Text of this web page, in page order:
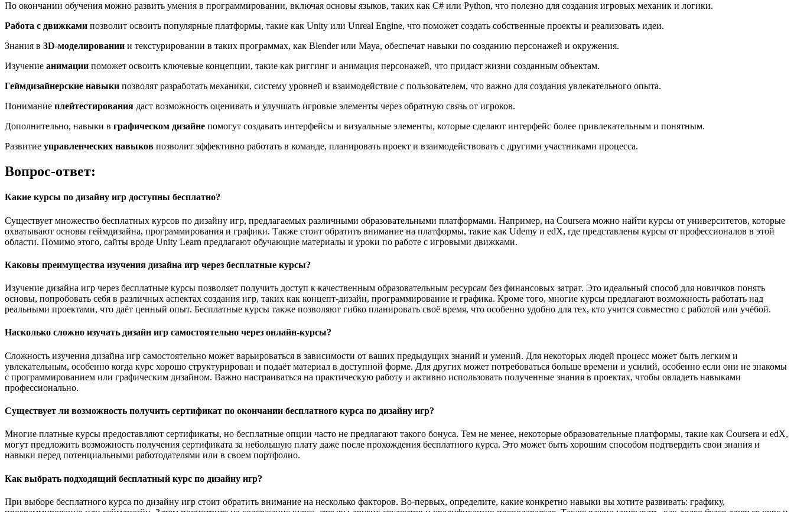
По окончании обучения можно развить умения в программировании, включая основы языков, таких как C# или Python, что полезно для создания игровых механик и логики.
Работа с движками позволит освоить популярные платформы, такие как Unity или Unreal Engine, что поможет создать собственные проекты и реализовать идеи.
Знания в 3D-моделировании и текстурировании в таких программах, как Blender или Maya, обеспечат навыки по созданию персонажей и окружения.
Изучение анимации поможет освоить ключевые концепции, такие как риггинг и анимация персонажей, что придаст жизни созданным объектам.
Геймдизайнерские навыки позволят разработать механики, систему уровней и взаимодействие с пользователем, что важно для создания увлекательного опыта.
Понимание плейтестирования даст возможность оценивать и улучшать игровые элементы через обратную связь от игроков.
Дополнительно, навыки в графическом дизайне помогут создавать интерфейсы и визуальные элементы, которые сделают интерфейс более привлекательным и понятным.
Развитие управленческих навыков позволит эффективно работать в команде, планировать проект и взаимодействовать с другими участниками процесса.
Вопрос-ответ:
Какие курсы по дизайну игр доступны бесплатно?
Существует множество бесплатных курсов по дизайну игр, предлагаемых различными образовательными платформами. Например, на Coursera можно найти курсы от университетов, которые
охватывают основы геймдизайна, программирования и графики. Также стоит обратить внимание на платформы, такие как Udemy и edX, где представлены курсы от профессионалов в этой
области. Помимо этого, сайты вроде Unity Learn предлагают обучающие материалы и уроки по работе с игровыми движками.
Каковы преимущества изучения дизайна игр через бесплатные курсы?
Изучение дизайна игр через бесплатные курсы позволяет получить доступ к качественным образовательным ресурсам без финансовых затрат. Это идеальный способ для новичков понять
основы, попробовать себя в различных аспектах создания игр, таких как концепт-дизайн, программирование и графика. Кроме того, многие курсы предлагают возможность работать над
реальными проектами, что даёт ценный опыт. Бесплатные курсы также позволяют гибко планировать своё время, что особенно удобно для тех, кто учится совместно с работой или учёбой.
Насколько сложно изучать дизайн игр самостоятельно через онлайн-курсы?
Сложность изучения дизайна игр самостоятельно может варьироваться в зависимости от ваших предыдущих знаний и умений. Для некоторых людей процесс может быть легким и
увлекательным, особенно когда курс хорошо структурирован и подаёт материал в доступной форме. Для других может потребоваться больше времени и усилий, особенно если они не знакомы
с программированием или графическим дизайном. Важно настраиваться на практическую работу и активно использовать полученные знания в проектах, чтобы овладеть навыками
профессионально.
Существует ли возможность получить сертификат по окончании бесплатного курса по дизайну игр?
Многие платные курсы предоставляют сертификаты, но бесплатные опции часто не предлагают такого бонуса. Тем не менее, некоторые образовательные платформы, такие как Coursera и edX,
могут предложить возможность получения сертификата за небольшую плату даже после прохождения бесплатного курса. Это может быть хорошим способом подтвердить свои знания и
навыки перед потенциальными работодателями или в своем портфолио.
Как выбрать подходящий бесплатный курс по дизайну игр?
При выборе бесплатного курса по дизайну игр стоит обратить внимание на несколько факторов. Во-первых, определите, какие конкретно навыки вы хотите развивать: графику,